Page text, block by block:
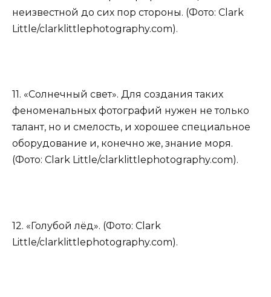
неизвестной до сих пор стороны. (Фото: Clark
Little/clarklittlephotography.com).
11. «Солнечный свет». Для создания таких
феноменальных фотографий нужен не только
талант, но и смелость, и хорошее специальное
оборудование и, конечно же, знание моря.
(Фото: Clark Little/clarklittlephotography.com).
12. «Голубой лёд». (Фото: Clark
Little/clarklittlephotography.com).